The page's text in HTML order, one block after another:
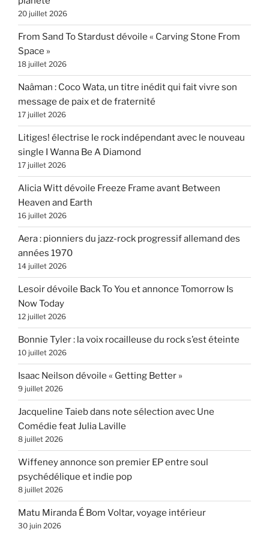
20 juillet 2026
From Sand To Stardust dévoile « Carving Stone From
Space »
18 juillet 2026
Naâman : Coco Wata, un titre inédit qui fait vivre son
message de paix et de fraternité
17 juillet 2026
Litiges! électrise le rock indépendant avec le nouveau
single I Wanna Be A Diamond
17 juillet 2026
Alicia Witt dévoile Freeze Frame avant Between
Heaven and Earth
16 juillet 2026
Aera : pionniers du jazz-rock progressif allemand des
années 1970
14 juillet 2026
Lesoir dévoile Back To You et annonce Tomorrow Is
Now Today
12 juillet 2026
Bonnie Tyler : la voix rocailleuse du rock s’est éteinte
10 juillet 2026
Isaac Neilson dévoile « Getting Better »
9 juillet 2026
Jacqueline Taieb dans note sélection avec Une
Comédie feat Julia Laville
8 juillet 2026
Wiffeney annonce son premier EP entre soul
psychédélique et indie pop
8 juillet 2026
Matu Miranda É Bom Voltar, voyage intérieur
30 juin 2026